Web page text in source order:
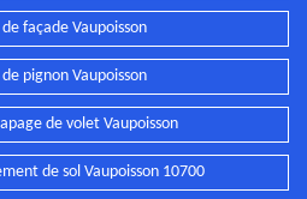
façade Vaupoisson
pignon Vaupoisson
de volet Vaupoisson
de sol Vaupoisson 10700